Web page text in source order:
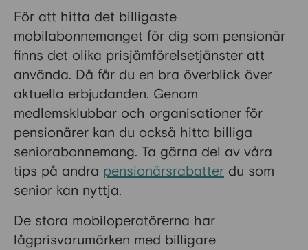
För att hitta det billigaste
mobilabonnemanget för dig som pensionär
finns det olika prisjämförelsetjänster att
använda. Då får du en bra överblick över
aktuella erbjudanden. Genom
medlemsklubbar och organisationer för
pensionärer kan du också hitta billiga
seniorabonnemang. Ta gärna del av våra
tips på andra pensionärsrabatter du som
senior kan nyttja.
De stora mobiloperatörerna har
lågprisvarumärken med billigare